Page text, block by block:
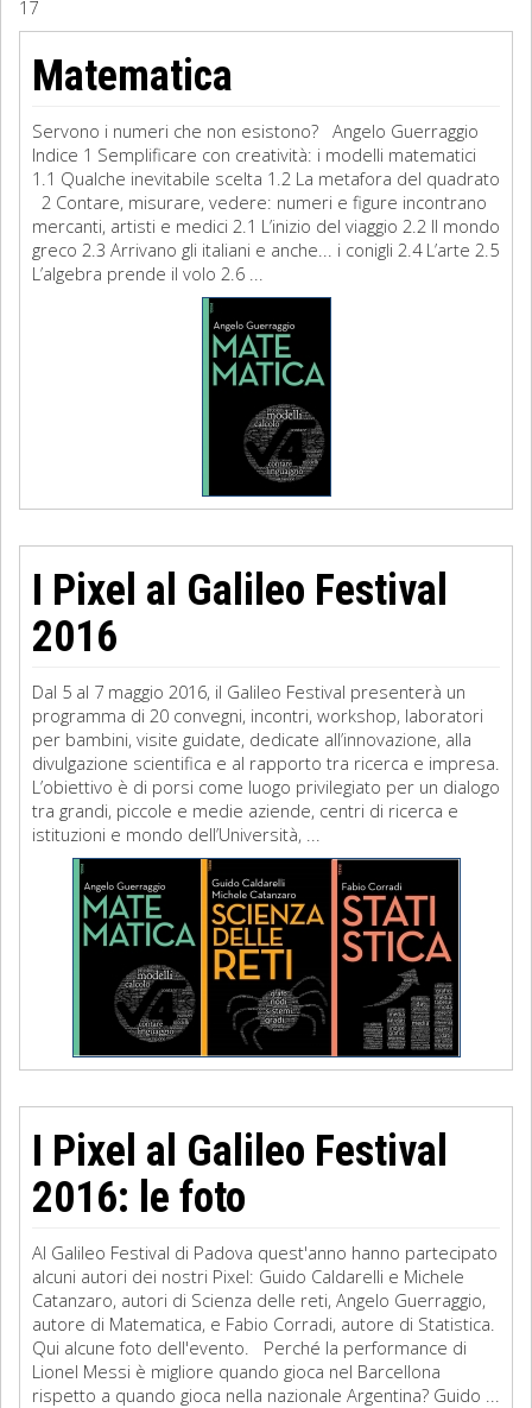
Filosofia
Storia
Matematica
Diritto
17
Matematica
Servono i numeri che non esistono? Angelo Guerraggio
Indice 1 Semplificare con creatività: i modelli matematici
1.1 Qualche inevitabile scelta 1.2 La metafora del quadrato
2 Contare, misurare, vedere: numeri e figure incontrano
mercanti, artisti e medici 2.1 L’inizio del viaggio 2.2 Il mondo
greco 2.3 Arrivano gli italiani e anche... i conigli 2.4 L’arte 2.5
L’algebra prende il volo 2.6 ...
I Pixel al Galileo Festival
2016
Dal 5 al 7 maggio 2016, il Galileo Festival presenterà un
programma di 20 convegni, incontri, workshop, laboratori
per bambini, visite guidate, dedicate all’innovazione, alla
divulgazione scientifica e al rapporto tra ricerca e impresa.
L’obiettivo è di porsi come luogo privilegiato per un dialogo
tra grandi, piccole e medie aziende, centri di ricerca e
istituzioni e mondo dell’Università, ...
I Pixel al Galileo Festival
2016: le foto
Al Galileo Festival di Padova quest'anno hanno partecipato
alcuni autori dei nostri Pixel: Guido Caldarelli e Michele
Catanzaro, autori di Scienza delle reti, Angelo Guerraggio,
autore di Matematica, e Fabio Corradi, autore di Statistica.
Qui alcune foto dell'evento. Perché la performance di
Lionel Messi è migliore quando gioca nel Barcellona
rispetto a quando gioca nella nazionale Argentina? Guido ...